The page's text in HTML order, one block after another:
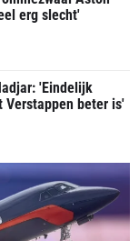
erg slecht'
'Eindelijk
Verstappen beter is'